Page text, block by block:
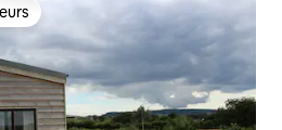
les plus appréciés